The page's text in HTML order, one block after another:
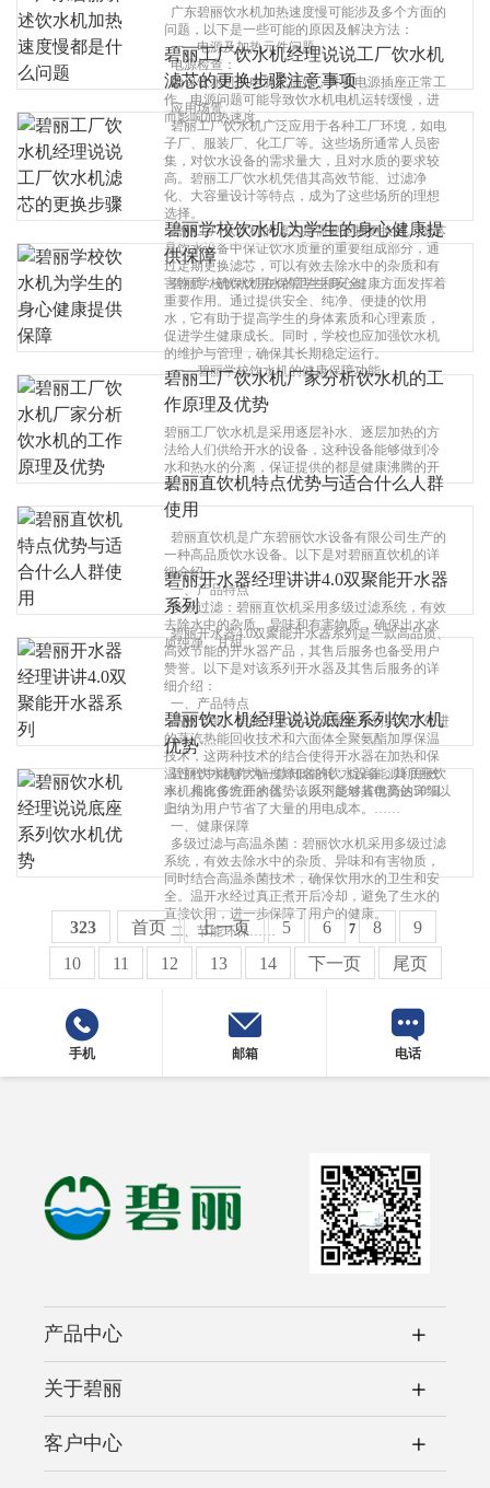
广东碧丽饮水机加热速度慢可能涉及多个方面的
问题，以下是一些可能的原因及解决方法：
一、电源及加热元件问题
电源检查：
确保饮水机的电源已插好，并且电源插座正常工
作。电源问题可能导致饮水机电机运转缓慢，进
而影响加热速度。……
碧丽工厂饮水机经理说说工厂饮水机
滤芯的更换步骤注意事项
应用场景
碧丽工厂饮水机广泛应用于各种工厂环境，如电
子厂、服装厂、化工厂等。这些场所通常人员密
集，对饮水设备的需求量大，且对水质的要求较
高。碧丽工厂饮水机凭借其高效节能、过滤净
化、大容量设计等特点，成为了这些场所的理想
选择。
碧丽工厂饮水机的滤芯是需要定期更换的。滤芯
是饮水设备中保证饮水质量的重要组成部分，通
过定期更换滤芯，可以有效去除水中的杂质和有
害物质，确保饮用水的卫生和安全。……
碧丽学校饮水机为学生的身心健康提
供保障
碧丽学校饮水机在保障学生身心健康方面发挥着
重要作用。通过提供安全、纯净、便捷的饮用
水，它有助于提高学生的身体素质和心理素质，
促进学生健康成长。同时，学校也应加强饮水机
的维护与管理，确保其长期稳定运行。
一、碧丽学校饮水机的健康保障功能……
碧丽工厂饮水机厂家分析饮水机的工
作原理及优势
碧丽工厂饮水机是采用逐层补水、逐层加热的方
法给人们供给开水的设备，这种设备能够做到冷
水和热水的分离，保证提供的都是健康沸腾的开
水。……
碧丽直饮机特点优势与适合什么人群
使用
碧丽直饮机是广东碧丽饮水设备有限公司生产的
一种高品质饮水设备。以下是对碧丽直饮机的详
细介绍：
一、产品特点
多级过滤：碧丽直饮机采用多级过滤系统，有效
去除水中的杂质、异味和有害物质，确保出水水
质纯净、甘甜。……
碧丽开水器经理讲讲4.0双聚能开水器
系列
碧丽开水器4.0双聚能开水器系列是一款高品质、
高效节能的开水器产品，其售后服务也备受用户
赞誉。以下是对该系列开水器及其售后服务的详
细介绍：
一、产品特点
高效节能：碧丽开水器4.0双聚能系列采用了先进
的蒸汽热能回收技术和六面体全聚氨酯加厚保温
技术，这两种技术的结合使得开水器在加热和保
温过程中能够大幅度降低能耗，提高能源利用效
率。相比传统开水器，该系列能够省电高达50%以
上，为用户节省了大量的用电成本。……
碧丽饮水机经理说说底座系列饮水机
优势
碧丽饮水机作为一款知名的饮水设备，其底座饮
水机具有多方面的优势，以下是对其优势的详细
归纳：
一、健康保障
多级过滤与高温杀菌：碧丽饮水机采用多级过滤
系统，有效去除水中的杂质、异味和有害物质，
同时结合高温杀菌技术，确保饮用水的卫生和安
全。温开水经过真正煮开后冷却，避免了生水的
直接饮用，进一步保障了用户的健康。
二、节能环保……
323 首页 上一页 5 6 7 8
9
10
11 12 13 14 下一页 尾页
手机 邮箱 电话
产品中心
关于碧丽
客户中心